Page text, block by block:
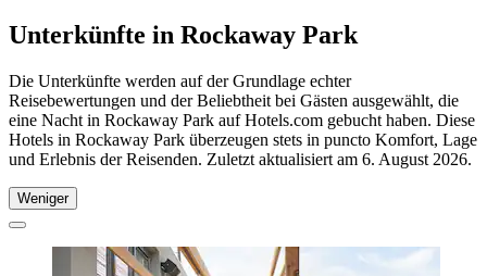
Unterkünfte in Rockaway Park
Die Unterkünfte werden auf der Grundlage echter
Reisebewertungen und der Beliebtheit bei Gästen ausgewählt, die
eine Nacht in Rockaway Park auf Hotels.com gebucht haben. Diese
Hotels in Rockaway Park überzeugen stets in puncto Komfort, Lage
und Erlebnis der Reisenden. Zuletzt aktualisiert am 6. August 2026.
Weniger